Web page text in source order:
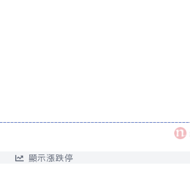
顯示漲跌停